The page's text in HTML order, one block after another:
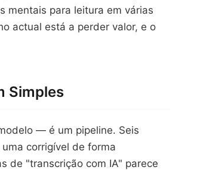
mentais para leitura em várias
actual está a perder valor, e o
Simples
— é um pipeline. Seis
corrigível de forma
de "transcrição com IA" parece